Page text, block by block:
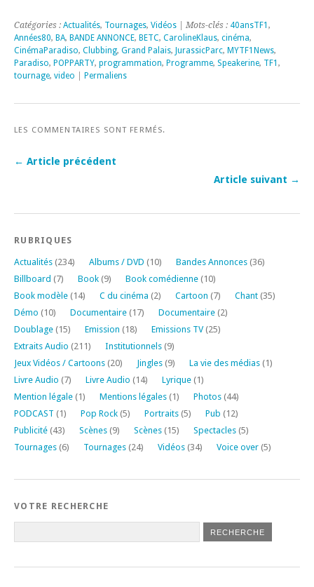
Catégories : Actualités, Tournages, Vidéos | Mots-clés : 40ansTF1 ,
Années80, BA, BANDE ANNONCE, BETC, CarolineKlaus, cinéma,
CinémaParadiso, Clubbing, Grand Palais, JurassicParc, MYTF1News,
Paradiso, POPPARTY, programmation, Programme, Speakerine, TF1 ,
tournage, video Permaliens
LES COMMENTAIRES SONT FERMÉS.
← Article précédent
Article suivant →
RUBRIQUES
Actualités (234) Albums / DVD (10) Bandes Annonces (36)
Billboard (7) Book (9) Book comédienne (10)
Book modèle (14) C du cinéma (2) Cartoon (7) Chant (35)
Démo (10) Documentaire (17) Documentaire (2)
Doublage (15) Emission (18) Emissions TV(25)
Extraits Audio (211) Institutionnels (9)
Jeux Vidéos / Cartoons (20) Jingles (9) La vie des médias (1)
Livre Audio (7) Livre Audio (14) Lyrique (1)
Mention légale (1) Mentions légales (1) Photos (44)
PODCAST (1) Pop Rock (5) Portraits (5) Pub (12)
Publicité (43) Scènes (9) Scènes (15) Spectacles (5)
Tournages (6) Tournages (24) Vidéos (34) Voice over (5)
VOTRE RECHERCHE